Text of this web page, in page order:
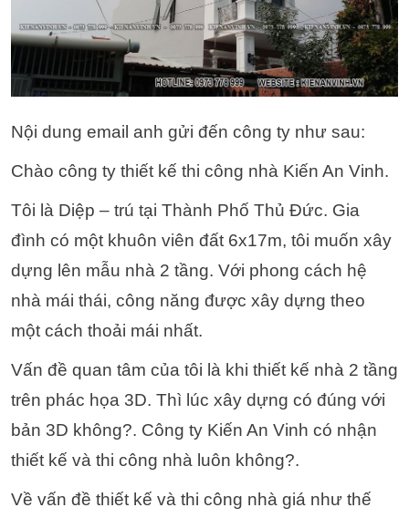
Nội dung email anh gửi đến công ty như sau:
Chào công ty thiết kế thi công nhà Kiến An Vinh.
Tôi là Diệp – trú tại Thành Phố Thủ Đức. Gia
đình có một khuôn viên đất 6x17m, tôi muốn xây
dựng lên mẫu nhà 2 tầng. Với phong cách hệ
nhà mái thái, công năng được xây dựng theo
một cách thoải mái nhất.
Vấn đề quan tâm của tôi là khi thiết kế nhà 2 tầng
trên phác họa 3D. Thì lúc xây dựng có đúng với
bản 3D không?. Công ty Kiến An Vinh có nhận
thiết kế và thi công nhà luôn không?.
Về vấn đề thiết kế và thi công nhà giá như thế